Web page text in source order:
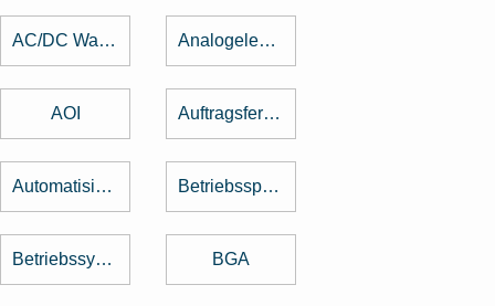
AC/DC Wandler Analogelektronik
AOI Auftragsfertigung
Automatisierung Betriebsspannung
Betriebssystem BGA